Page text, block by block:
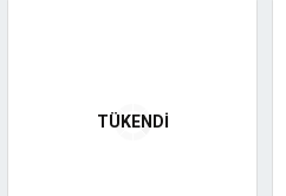
TÜKENDİ